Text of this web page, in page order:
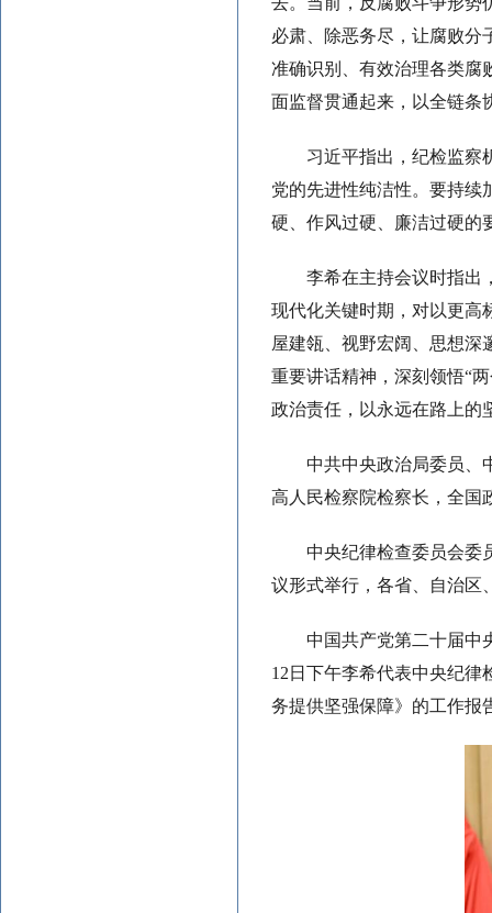
必肃、除恶务尽，让腐败分
准确识别、有效治理各类腐
面监督贯通起来，以全链条
习近平指出，纪检监察
党的先进性纯洁性。要持续
硬、作风过硬、廉洁过硬的
李希在主持会议时指出
现代化关键时期，对以更高
屋建瓴、视野宏阔、思想深
重要讲话精神，深刻领悟“
政治责任，以永远在路上的
中共中央政治局委员、
高人民检察院检察长，全国
中央纪律检查委员会委
议形式举行，各省、自治区
中国共产党第二十届中
12日下午李希代表中央纪律
务提供坚强保障》的工作报